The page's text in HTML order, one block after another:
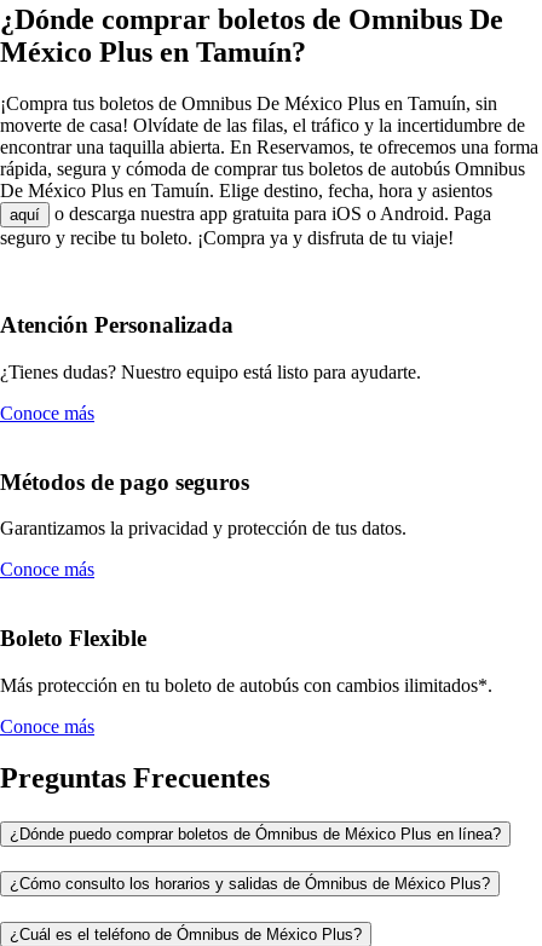
¿Dónde comprar boletos de Omnibus De
México Plus en Tamuín?
¡Compra tus boletos de Omnibus De México Plus en Tamuín, sin
moverte de casa! Olvídate de las filas, el tráfico y la incertidumbre de
encontrar una taquilla abierta. En Reservamos, te ofrecemos una forma
rápida, segura y cómoda de comprar tus boletos de autobús Omnibus
De México Plus en Tamuín. Elige destino, fecha, hora y asientos
aquí
o descarga nuestra app gratuita para iOS o Android. Paga
seguro y recibe tu boleto. ¡Compra ya y disfruta de tu viaje!
Atención Personalizada
¿Tienes dudas? Nuestro equipo está listo para ayudarte.
Conoce más
Métodos de pago seguros
Garantizamos la privacidad y protección de tus datos.
Conoce más
Boleto Flexible
Más protección en tu boleto de autobús con cambios ilimitados*.
Conoce más
Preguntas Frecuentes
¿Dónde puedo comprar boletos de Ómnibus de México Plus en línea?
¿Cómo consulto los horarios y salidas de Ómnibus de México Plus?
¿Cuál es el teléfono de Ómnibus de México Plus?